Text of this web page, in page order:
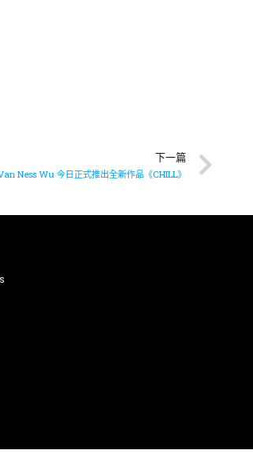
下一篇
Ness Wu 今日正式推出全新作品《CHILL》